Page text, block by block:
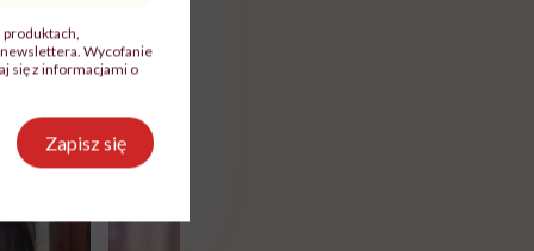
produktach,
Wycofanie
się z informacjami o
Zapisz się